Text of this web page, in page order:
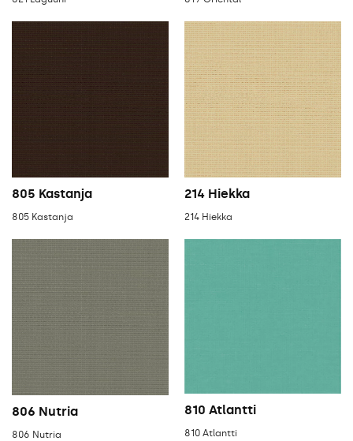
805 Kastanja
805 Kastanja
214 Hiekka
214 Hiekka
806 Nutria
806 Nutria
810 Atlantti
810 Atlantti